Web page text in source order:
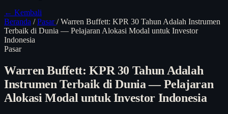
← Kembali
Beranda / Pasar/ Warren Buffett: KPR 30 Tahun Adalah Instrumen
Terbaik di Dunia — Pelajaran Alokasi Modal untuk Investor
Indonesia
Pasar
Warren Buffett: KPR 30 Tahun Adalah
Instrumen Terbaik di Dunia — Pelajaran
Alokasi Modal untuk Investor Indonesia